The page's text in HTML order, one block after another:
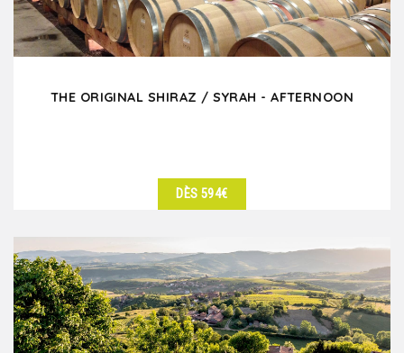
THE ORIGINAL SHIRAZ / SYRAH - AFTERNOON
DÈS 594€